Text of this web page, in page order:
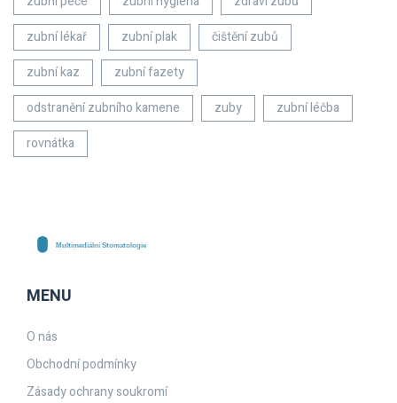
zubní lékař
zubní plak
čištění zubů
zubní kaz
zubní fazety
odstranění zubního kamene
zuby
zubní léčba
rovnátka
MENU
O nás
Obchodní podmínky
Zásady ochrany soukromí